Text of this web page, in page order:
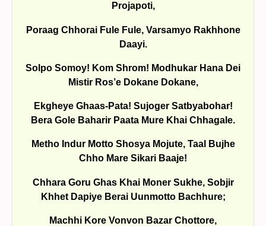
Projapoti,
Poraag Chhorai Fule Fule, Varsamyo Rakhhone
Daayi.
Solpo Somoy! Kom Shrom! Modhukar Hana Dei
Mistir Ros’e Dokane Dokane,
Ekgheye Ghaas-Pata! Sujoger Satbyabohar!
Bera Gole Baharir Paata Mure Khai Chhagale.
Metho Indur Motto Shosya Mojute, Taal Bujhe
Chho Mare Sikari Baaje!
Chhara Goru Ghas Khai Moner Sukhe, Sobjir
Khhet Dapiye Berai Uunmotto Bachhure;
Machhi Kore Vonvon Bazar Chottore,